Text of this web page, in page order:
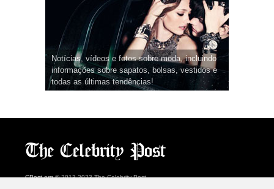
Notícias, vídeos e fotos sobre moda, incluindo
informações sobre sapatos, bolsas, vestidos e
todas as últimas tendências!
CPost.org© 2013-2023 The Celebrity Post.